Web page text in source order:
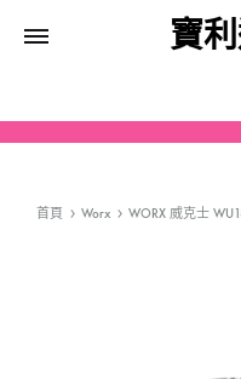
寶
首頁 Worx WORX 威克士